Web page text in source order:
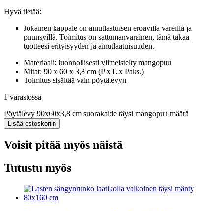
Hyvä tietää:
Jokainen kappale on ainutlaatuisen eroavilla väreillä ja
puunsyillä. Toimitus on sattumanvarainen, tämä takaa
tuotteesi erityisyyden ja ainutlaatuisuuden.
Materiaali: luonnollisesti viimeistelty mangopuu
Mitat: 90 x 60 x 3,8 cm (P x L x Paks.)
Toimitus sisältää vain pöytälevyn
1 varastossa
Pöytälevy 90x60x3,8 cm suorakaide täysi mangopuu määrä
Lisää ostoskoriin
Voisit pitää myös näistä
Tutustu myös